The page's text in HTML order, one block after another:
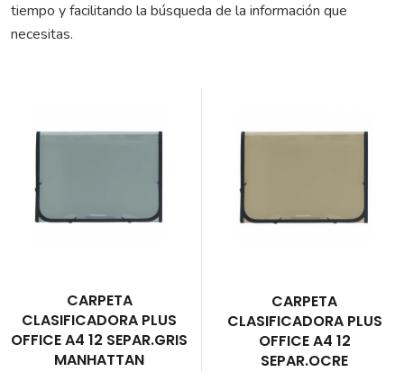
tiempo y facilitando la búsqueda de la información que
necesitas.
CARPETA
CLASIFICADORA PLUS
OFFICE A4 12 SEPAR.GRIS
MANHATTAN
CARPETA
CLASIFICADORA PLUS
OFFICE A4 12
SEPAR.OCRE